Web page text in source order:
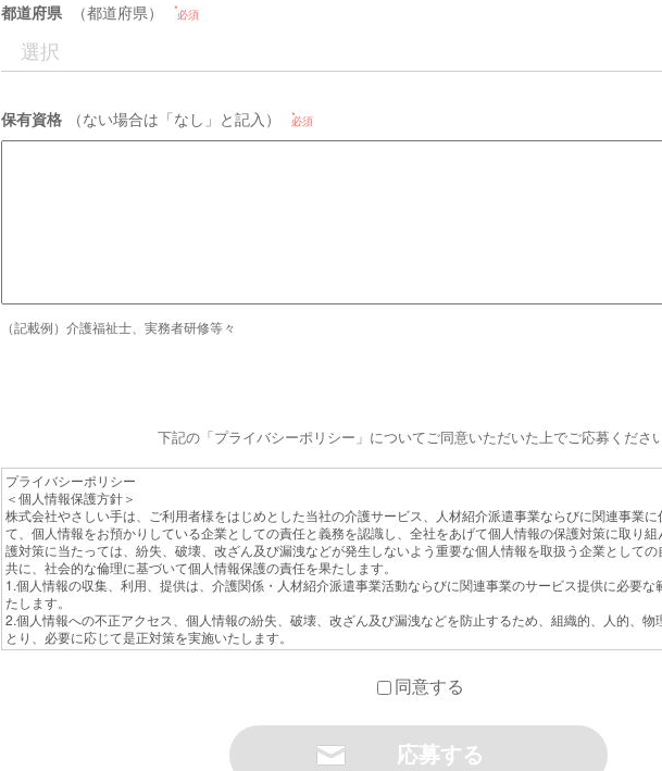
都道府県 （都道府県） 必須
保有資格 （ない場合は「なし」と記入） 必須
（記載例）介護福祉士、実務者研修等々
下記の「プライバシーポリシー」についてご同意いただいた上でご応募くださ
プライバシーポリシー
＜個人情報保護方針＞
株式会社やさしい手は、ご利用者様をはじめとした当社の介護サービス、人材紹介派遣事業ならびに関連事業
て、個人情報をお預かりしている企業としての責任と義務を認識し、全社をあげて個人情報の保護対策に取り
護対策に当たっては、紛失、破壊、改ざん及び漏洩などが発生しないよう重要な個人情報を取扱う企業として
共に、社会的な倫理に基づいて個人情報保護の責任を果たします。
1.個人情報の収集、利用、提供は、介護関係・人材紹介派遣事業活動ならびに関連事業のサービス提供に必要
たします。
2.個人情報への不正アクセス、個人情報の紛失、破壊、改ざん及び漏洩などを防止するため、組織的、人的、
とり、必要に応じて是正対策を実施いたします。
3.個人情報に関する法令およびその他の規範を遵守いたします。
5.問い合わせに対応するための体制を整え、疑問・質問などには、誠意を持って対応いたします。
1.個人情報の収集は、介護関係・人材紹介派遣事業活動ならびに関連事業のサービス提供前に、利用目的の範
同意する